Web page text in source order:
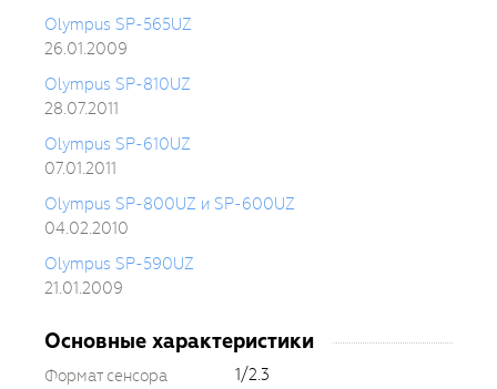
Olympus SP-565UZ
26.01.2009
Olympus SP-810UZ
28.07.2011
Olympus SP-610UZ
07.01.2011
Olympus SP-800UZ и SP-600UZ
04.02.2010
Olympus SP-590UZ
21.01.2009
Основные характеристики
Формат сенсора
1/2.3